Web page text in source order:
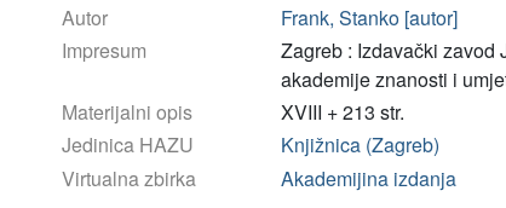
Autor
Frank, Stanko [autor]
Impresum
Zagreb : Izdavački zavod
akademije znanosti i
Materijalni opis
XVIII + 213 str.
Jedinica HAZU
Knjižnica (Zagreb)
Virtualna zbirka
Akademijina izdanja